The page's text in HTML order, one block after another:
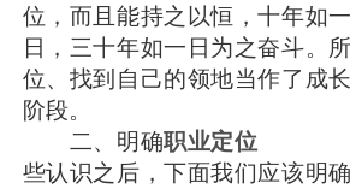
位，而且能持之以恒，十年如
日，三十年如一日为之奋斗。
位、找到自己的领地当作了成
阶段。
二、明确职业定位 在对
些认识之后，下面我们应该明